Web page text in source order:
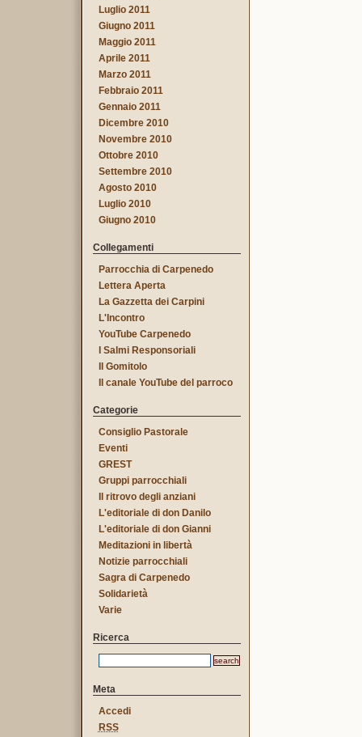
Luglio 2011
Giugno 2011
Maggio 2011
Aprile 2011
Marzo 2011
Febbraio 2011
Gennaio 2011
Dicembre 2010
Novembre 2010
Ottobre 2010
Settembre 2010
Agosto 2010
Luglio 2010
Giugno 2010
Collegamenti
Parrocchia di Carpenedo
Lettera Aperta
La Gazzetta dei Carpini
L'Incontro
YouTube Carpenedo
I Salmi Responsoriali
Il Gomitolo
Il canale YouTube del parroco
Categorie
Consiglio Pastorale
Eventi
GREST
Gruppi parrocchiali
Il ritrovo degli anziani
L'editoriale di don Danilo
L'editoriale di don Gianni
Meditazioni in libertà
Notizie parrocchiali
Sagra di Carpenedo
Solidarietà
Varie
Ricerca
Meta
Accedi
RSS